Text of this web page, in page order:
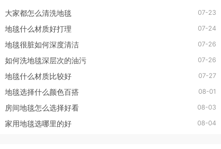
大家都怎么清洗地毯 07-23
地毯什么材质好打理 07-24
地毯很脏如何深度清洁 07-26
如何洗地毯深层次的油污 07-26
地毯什么材质比较好 07-27
地毯选择什么颜色百搭 08-01
房间地毯怎么选择好看 08-03
家用地毯选哪里的好 08-04